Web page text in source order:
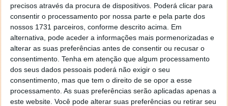
precisos através da procura de dispositivos. Poderá clicar para
consentir o processamento por nossa parte e pela parte dos
nossos 1731 parceiros, conforme descrito acima. Em
alternativa, pode aceder a informações mais pormenorizadas e
alterar as suas preferências antes de consentir ou recusar o
consentimento. Tenha em atenção que algum processamento
dos seus dados pessoais poderá não exigir o seu
consentimento, mas que tem o direito de se opor a esse
processamento. As suas preferências serão aplicadas apenas a
este website. Você pode alterar suas preferências ou retirar seu
"Estou extremamente feliz por anunciar a minha
participação no desenvolvimento do jogo Valentino
Rossi: The Game, com o pessoal da Milestone. Ficou
decidido que a maior parte dos eventos de maior
realce da minha carreira estarão presentes no jogo,
bem como outros pontos de interesse muito
importantes para mim como o Ranch (Tavullia), Rally
entre outras coisas. Será divertido participar no jogo,
não como um gamer, mas como um 'game tester'.